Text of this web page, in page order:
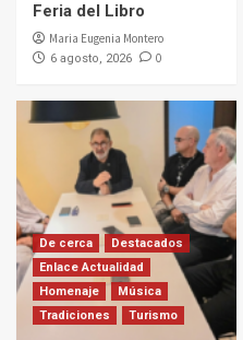
Feria del Libro
Maria Eugenia Montero
6 agosto, 2026 0
De cerca
Destacados
Enlace Actualidad
Homenaje
Música
Tradiciones
Turismo